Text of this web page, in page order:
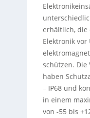
erhältlich, die
Elektronik
schützen. Die
haben
– IP68 und
in einem
von -55 bis